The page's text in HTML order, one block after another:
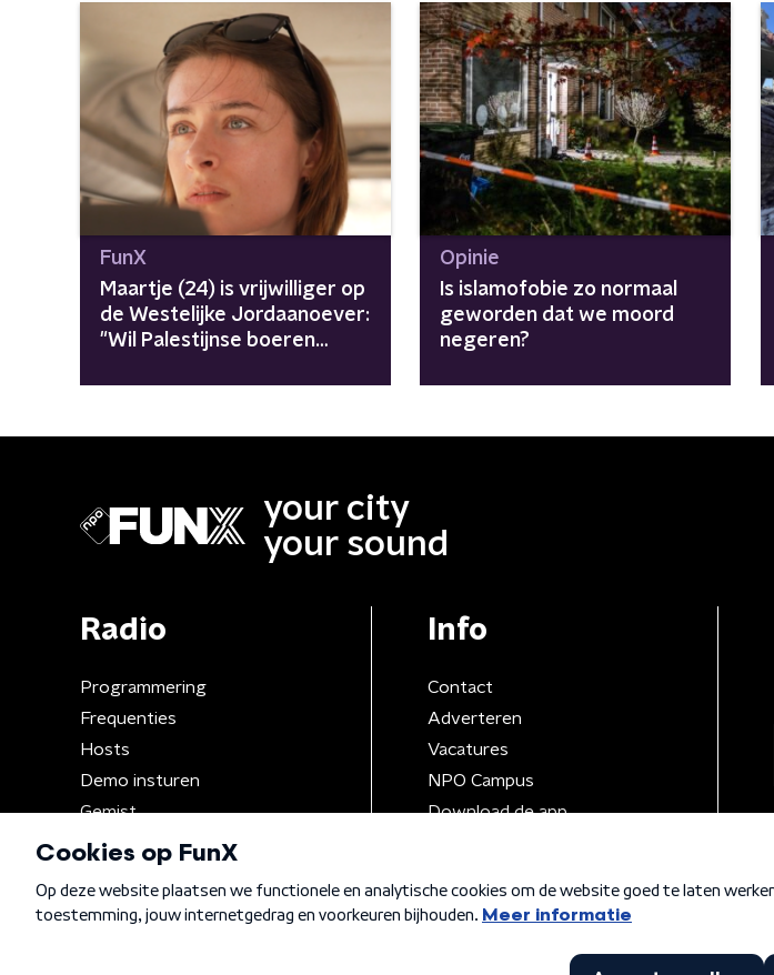
FunX
Maartje (24) is vrijwilliger op
de Westelijke Jordaanoever:
"Wil Palestijnse boeren
Opinie
Is islamofobie zo normaal
geworden dat we moord
negeren?
your city
your sound
Radio
Programmering
Frequenties
Hosts
Demo insturen
Gemist
Info
Contact
Adverteren
Vacatures
NPO Campus
Download de app
Algemene voorwaarden Privacybeleid